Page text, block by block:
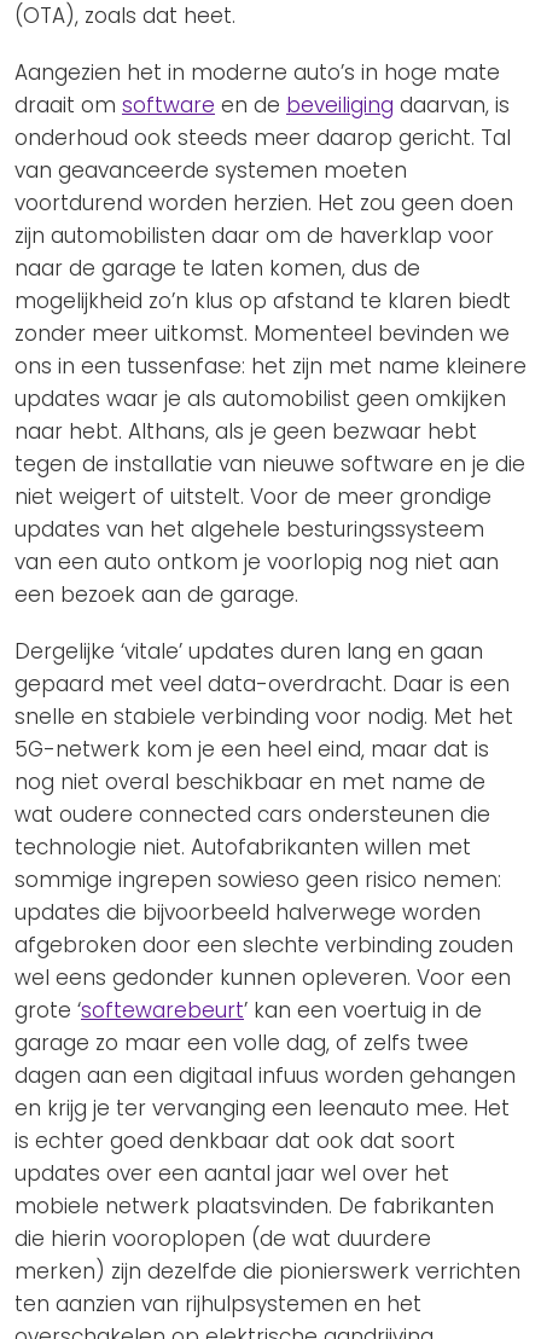
(OTA), zoals dat heet.
Aangezien het in moderne auto’s in hoge mate
draait om software en de beveiliging daarvan, is
onderhoud ook steeds meer daarop gericht. Tal
van geavanceerde systemen moeten
voortdurend worden herzien. Het zou geen doen
zijn automobilisten daar om de haverklap voor
naar de garage te laten komen, dus de
mogelijkheid zo’n klus op afstand te klaren biedt
zonder meer uitkomst. Momenteel bevinden we
ons in een tussenfase: het zijn met name kleinere
updates waar je als automobilist geen omkijken
naar hebt. Althans, als je geen bezwaar hebt
tegen de installatie van nieuwe software en je die
niet weigert of uitstelt. Voor de meer grondige
updates van het algehele besturingssysteem
van een auto ontkom je voorlopig nog niet aan
een bezoek aan de garage.
Dergelijke ‘vitale’ updates duren lang en gaan
gepaard met veel data-overdracht. Daar is een
snelle en stabiele verbinding voor nodig. Met het
5G-netwerk kom je een heel eind, maar dat is
nog niet overal beschikbaar en met name de
wat oudere connected cars ondersteunen die
technologie niet. Autofabrikanten willen met
sommige ingrepen sowieso geen risico nemen:
updates die bijvoorbeeld halverwege worden
afgebroken door een slechte verbinding zouden
wel eens gedonder kunnen opleveren. Voor een
grote ‘softewarebeurt’ kan een voertuig in de
garage zo maar een volle dag, of zelfs twee
dagen aan een digitaal infuus worden gehangen
en krijg je ter vervanging een leenauto mee. Het
is echter goed denkbaar dat ook dat soort
updates over een aantal jaar wel over het
mobiele netwerk plaatsvinden. De fabrikanten
die hierin vooroplopen (de wat duurdere
merken) zijn dezelfde die pionierswerk verrichten
ten aanzien van rijhulpsystemen en het